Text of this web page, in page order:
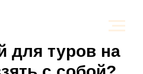
для туров на